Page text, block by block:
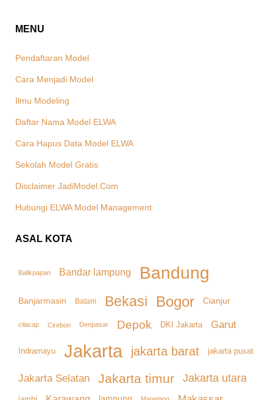
MENU
Pendaftaran Model
Cara Menjadi Model
Ilmu Modeling
Daftar Nama Model ELWA
Cara Hapus Data Model ELWA
Sekolah Model Gratis
Disclaimer JadiModel.Com
Hubungi ELWA Model Management
ASAL KOTA
Balikpapan Bandar lampung Bandung
Banjarmasin Batam Bekasi Bogor Cianjur
cilacap Cirebon Denpasar Depok DKI Jakarta Garut
Indramayu Jakarta jakarta barat jakarta pusat
Jakarta Selatan Jakarta timur Jakarta utara